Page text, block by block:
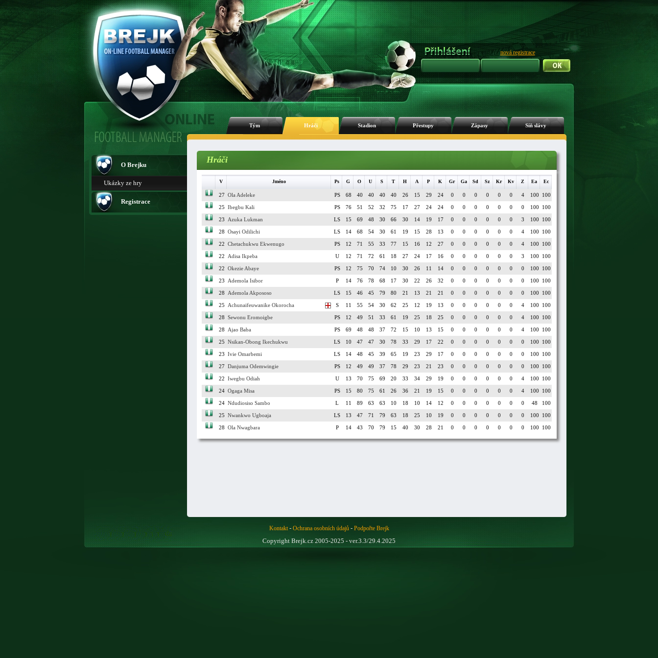
nová registrace
Tým Hráči Stadion Přestupy Zápasy Síň slávy
O Brejku
Ukázky ze hry
Registrace
Hráči
V Jméno Ps G O U S T H A P K Gr Ga Sd Sz Kr Kv Z Ea Ec
27 Ola Adeleke PS 68 40 40 40 40 26 15 29 24 0 0 0 0 0 0 4 100 100
25 Ibegbu Kali PS 76 51 52 32 75 17 27 24 24 0 0 0 0 0 0 0 100 100
23 Azuka Lukman LS 15 69 48 30 66 30 14 19 17 0 0 0 0 0 0 3 100 100
28 Osayi Odilichi LS 14 68 54 30 61 19 15 28 13 0 0 0 0 0 0 4 100 100
22 Chetachukwu Ekwenugo PS 12 71 55 33 77 15 16 12 27 0 0 0 0 0 0 4 100 100
22 Adisa Ikpeba U 12 71 72 61 18 27 24 17 16 0 0 0 0 0 0 3 100 100
22 Okezie Abaye PS 12 75 70 74 10 30 26 11 14 0 0 0 0 0 0 0 100 100
23 Ademola Isibor P 14 76 78 68 17 30 22 26 32 0 0 0 0 0 0 0 100 100
28 Ademola Akpososo LS 15 46 45 79 80 21 13 21 21 0 0 0 0 0 0 0 100 100
25 Achunaifeuwanike Okorocha S 11 55 54 30 62 25 12 19 13 0 0 0 0 0 0 4 100 100
28 Sewonu Eromoigbe PS 12 49 51 33 61 19 25 18 25 0 0 0 0 0 0 4 100 100
28 Ajao Baba PS 69 48 48 37 72 15 10 13 15 0 0 0 0 0 0 4 100 100
25 Nsikan-Obong Ikechukwu LS 10 47 47 30 78 33 29 17 22 0 0 0 0 0 0 0 100 100
23 Ivie Omarbemi LS 14 48 45 39 65 19 23 29 17 0 0 0 0 0 0 0 100 100
27 Danjuma Odemwingie PS 12 49 49 37 78 29 23 21 23 0 0 0 0 0 0 0 100 100
22 Iwegbu Odiah U 13 70 75 69 20 33 34 29 19 0 0 0 0 0 0 4 100 100
24 Ogaga Misa PS 15 80 75 61 26 36 21 19 15 0 0 0 0 0 0 4 100 100
24 Ndudiosiso Sambo L 11 89 63 63 10 18 10 14 12 0 0 0 0 0 0 0 48 100
25 Nwankwo Ugboaja LS 13 47 71 79 63 18 25 10 19 0 0 0 0 0 0 0 100 100
28 Ola Nwagbara P 14 43 70 79 15 40 30 28 21 0 0 0 0 0 0 0 100 100
Kontakt- Ochrana osobních údajů- Podpořte Brejk
Copyright Brejk.cz 2005-2025 - ver.3.3/29.4.2025